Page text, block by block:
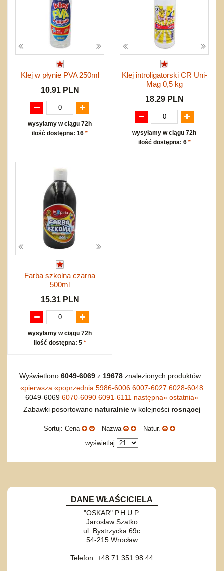
Klej w płynie PVA 250ml
10.91 PLN
wysyłamy w ciągu 72h
ilość dostępna: 16 *
Klej introligatorski CR Uni-
Mag 0,5 kg
18.29 PLN
wysyłamy w ciągu 72h
ilość dostępna: 6 *
Farba szkolna czarna
500ml
15.31 PLN
wysyłamy w ciągu 72h
ilość dostępna: 5 *
Wyświetlono 6049-6069z 19678znalezionych produktów
«pierwsza «poprzednia 5986-6006 6007-6027 6028-6048
6049-6069 6070-6090 6091-6111 następna» ostatnia»
Zabawki posortowano naturalniew kolejności rosnącej
Sortuj: Cena Nazwa
Natur.
wyświetlaj
DANE WŁAŚCICIELA
"OSKAR" P.H.U.P.
Jarosław Szatko
ul. Bystrzycka 69c
54-215 Wrocław
Telefon: +48 71 351 98 44